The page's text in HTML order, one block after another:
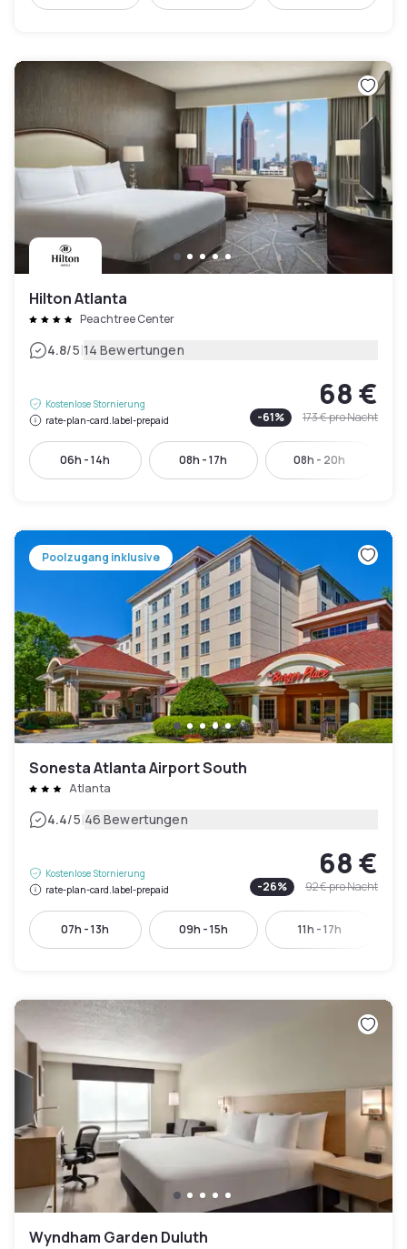
Hilton Atlanta
Peachtree Center
4.8/5|14 Bewertungen
Kostenlose Stornierung
rate-plan-card.label-prepaid
68 €
-61% 173 €pro Nacht
06h - 14h 08h - 17h 08h - 20h
Poolzugang inklusive
Sonesta Atlanta Airport South
Atlanta
4.4/5|46 Bewertungen
Kostenlose Stornierung
rate-plan-card.label-prepaid
68 €
-26% 92 €pro Nacht
07h - 13h 09h - 15h 11h - 17h
Wyndham Garden Duluth